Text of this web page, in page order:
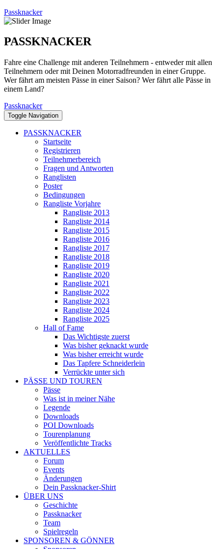
Passknacker
PASSKNACKER
Fahre eine Challenge mit anderen Teilnehmern - entweder mit allen
Teilnehmern oder mit Deinen Motorradfreunden in einer Gruppe.
Wer fährt am meisten Pässe in einer Saison? Wer fährt alle Pässe in
einem Land?
Passknacker
Toggle Navigation
PASSKNACKER
Startseite
Registrieren
Teilnehmerbereich
Fragen und Antworten
Ranglisten
Poster
Bedingungen
Rangliste Vorjahre
Rangliste 2013
Rangliste 2014
Rangliste 2015
Rangliste 2016
Rangliste 2017
Rangliste 2018
Rangliste 2019
Rangliste 2020
Rangliste 2021
Rangliste 2022
Rangliste 2023
Rangliste 2024
Rangliste 2025
Hall of Fame
Das Wichtigste zuerst
Was bisher geknackt wurde
Was bisher erreicht wurde
Das Tapfere Schneiderlein
Verrückte unter sich
PÄSSE UND TOUREN
Pässe
Was ist in meiner Nähe
Legende
Downloads
POI Downloads
Tourenplanung
Veröffentlichte Tracks
AKTUELLES
Forum
Events
Änderungen
Dein Passknacker-Shirt
ÜBER UNS
Geschichte
Passknacker
Team
Spielregeln
SPONSOREN & GÖNNER